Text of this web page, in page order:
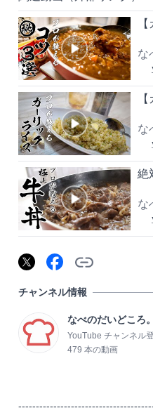
な
な
絶
な
チャンネル情報
なべのだいどころ。
YouTube チャンネル
479 本の動画